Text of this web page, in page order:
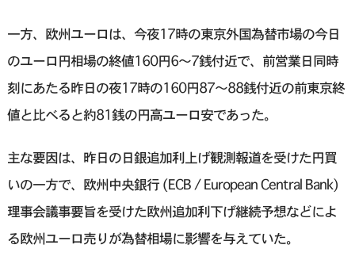
一方、欧州ユーロは、今夜17時の東京外国為替市場の今日
のユーロ円相場の終値160円6〜7銭付近で、前営業日同時
刻にあたる昨日の夜17時の160円87〜88銭付近の前東京終
値と比べると約81銭の円高ユーロ安であった。
主な要因は、昨日の日銀追加利上げ観測報道を受けた円買
いの一方で、欧州中央銀行 (ECB / European Central Bank)
理事会議事要旨を受けた欧州追加利下げ継続予想などによ
る欧州ユーロ売りが為替相場に影響を与えていた。